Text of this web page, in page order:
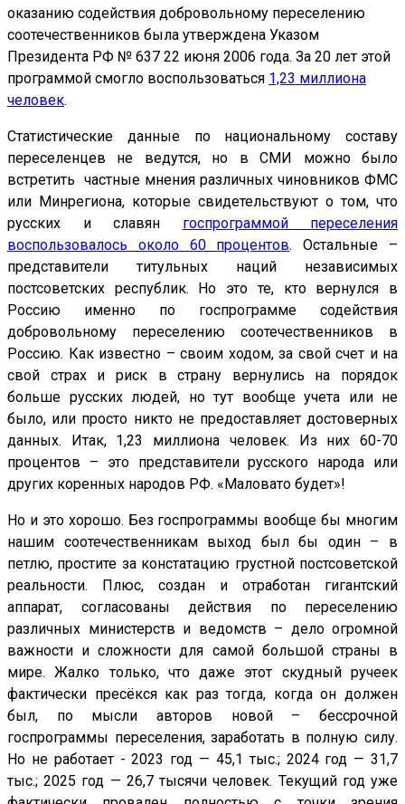
оказанию содействия добровольному переселению
соотечественников была утверждена Указом
Президента РФ № 637 22 июня 2006 года. За 20 лет этой
программой смогло воспользоваться 1,23 миллиона
человек.
Статистические данные по национальному составу
переселенцев не ведутся, но в СМИ можно было
встретить частные мнения различных чиновников ФМС
или Минрегиона, которые свидетельствуют о том, что
русских и славян госпрограммой переселения
воспользовалось около 60 процентов. Остальные –
представители титульных наций независимых
постсоветских республик. Но это те, кто вернулся в
Россию именно по госпрограмме содействия
добровольному переселению соотечественников в
Россию. Как известно – своим ходом, за свой счет и на
свой страх и риск в страну вернулись на порядок
больше русских людей, но тут вообще учета или не
было, или просто никто не предоставляет достоверных
данных. Итак, 1,23 миллиона человек. Из них 60-70
процентов – это представители русского народа или
других коренных народов РФ. «Маловато будет»!
Но и это хорошо. Без госпрограммы вообще бы многим
нашим соотечественникам выход был бы один – в
петлю, простите за констатацию грустной постсоветской
реальности. Плюс, создан и отработан гигантский
аппарат, согласованы действия по переселению
различных министерств и ведомств – дело огромной
важности и сложности для самой большой страны в
мире. Жалко только, что даже этот скудный ручеек
фактически пресёкся как раз тогда, когда он должен
был, по мысли авторов новой – бессрочной
госпрограммы переселения, заработать в полную силу.
Но не работает - 2023 год — 45,1 тыс.; 2024 год — 31,7
тыс.; 2025 год — 26,7 тысячи человек. Текущий год уже